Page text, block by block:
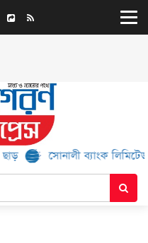
সোনালী ব্যাংক লিমিটেড-এর